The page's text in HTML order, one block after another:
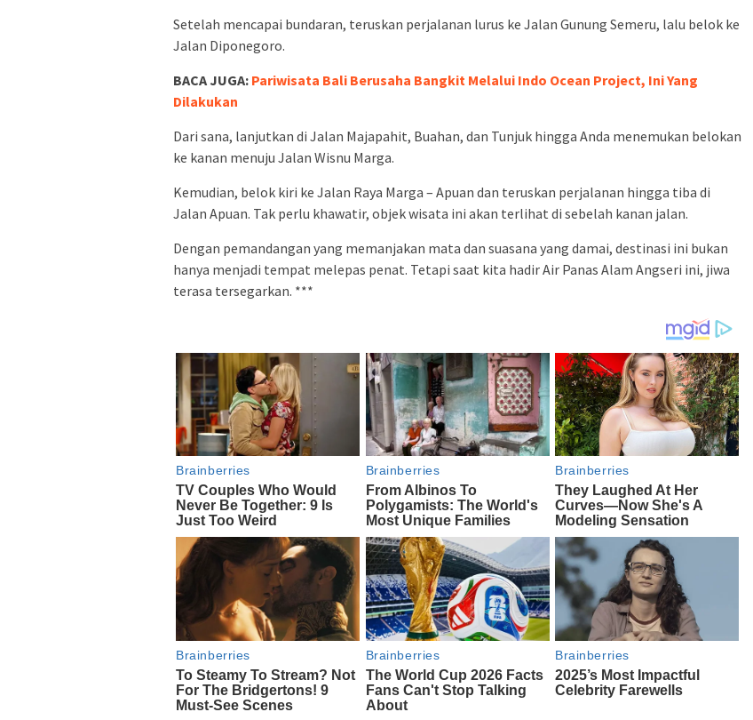
Setelah mencapai bundaran, teruskan perjalanan lurus ke Jalan Gunung Semeru, lalu belok ke
Jalan Diponegoro.
BACA JUGA: Pariwisata Bali Berusaha Bangkit Melalui Indo Ocean Project, Ini Yang
Dilakukan
Dari sana, lanjutkan di Jalan Majapahit, Buahan, dan Tunjuk hingga Anda menemukan belokan
ke kanan menuju Jalan Wisnu Marga.
Kemudian, belok kiri ke Jalan Raya Marga – Apuan dan teruskan perjalanan hingga tiba di
Jalan Apuan. Tak perlu khawatir, objek wisata ini akan terlihat di sebelah kanan jalan.
Dengan pemandangan yang memanjakan mata dan suasana yang damai, destinasi ini bukan
hanya menjadi tempat melepas penat. Tetapi saat kita hadir Air Panas Alam Angseri ini, jiwa
terasa tersegarkan. ***